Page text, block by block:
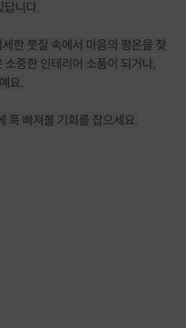
답니다.
한 붓질 속에서 마음의 평온을 찾
중한 인테리어 소품이 되거나,
요.
푹 빠져볼 기회를 잡으세요.